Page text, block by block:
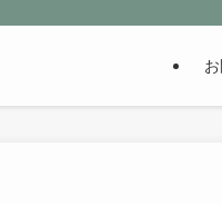
れる魅惑の世界を探求しよう。